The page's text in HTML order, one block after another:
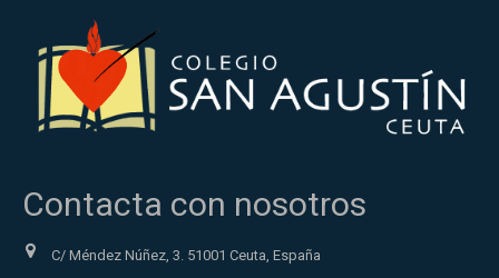
Contacta con nosotros
C/ Méndez Núñez, 3. 51001 Ceuta, España